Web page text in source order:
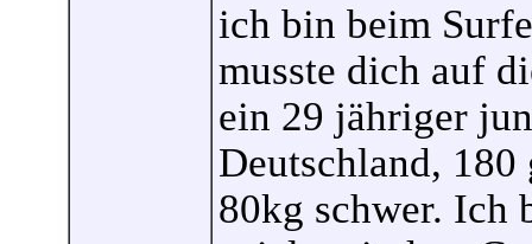
ich bin beim
musste dich auf
ein 29 jähriger
Deutschland, 180
80kg schwer. Ich